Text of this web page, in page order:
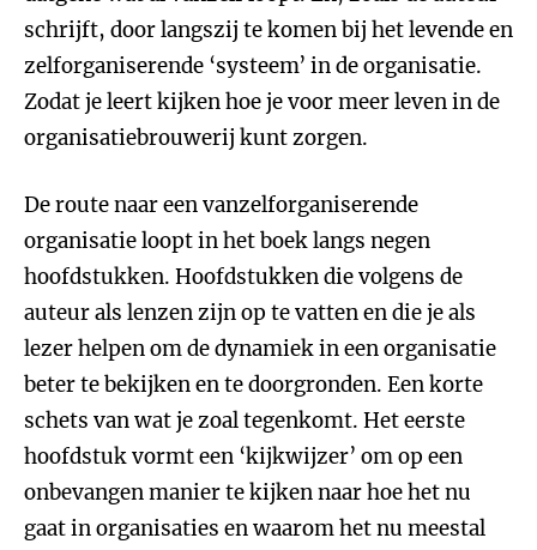
schrijft, door langszij te komen bij het levende en
zelforganiserende ‘systeem’ in de organisatie.
Zodat je leert kijken hoe je voor meer leven in de
organisatiebrouwerij kunt zorgen.
De route naar een vanzelforganiserende
organisatie loopt in het boek langs negen
hoofdstukken. Hoofdstukken die volgens de
auteur als lenzen zijn op te vatten en die je als
lezer helpen om de dynamiek in een organisatie
beter te bekijken en te doorgronden. Een korte
schets van wat je zoal tegenkomt. Het eerste
hoofdstuk vormt een ‘kijkwijzer’ om op een
onbevangen manier te kijken naar hoe het nu
gaat in organisaties en waarom het nu meestal